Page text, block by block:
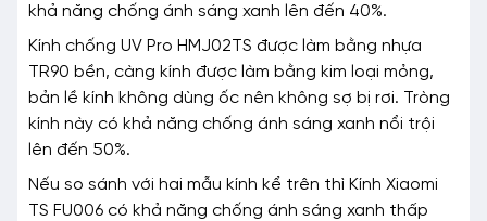
khả năng chống ánh sáng xanh lên đến 40%.
Kính chống UV Pro HMJ02TS được làm bằng nhựa
TR90 bền, càng kính được làm bằng kim loại mỏng,
bản lề kính không dùng ốc nên không sợ bị rơi. Tròng
kính này có khả năng chống ánh sáng xanh nổi trội
lên đến 50%.
Nếu so sánh với hai mẫu kính kể trên thì Kính Xiaomi
TS FU006 có khả năng chống ánh sáng xanh thấp